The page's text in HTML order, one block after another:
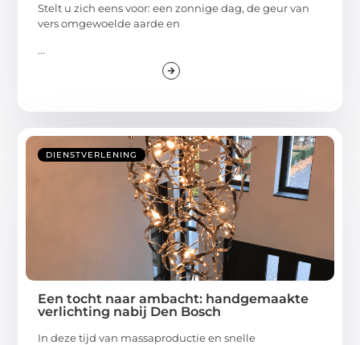
Stelt u zich eens voor: een zonnige dag, de geur van
vers omgewoelde aarde en
...
DIENSTVERLENING
Een tocht naar ambacht: handgemaakte
verlichting nabij Den Bosch
In deze tijd van massaproductie en snelle